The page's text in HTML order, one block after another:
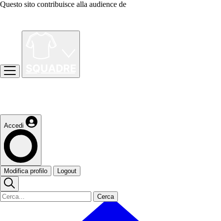
Questo sito contribuisce alla audience de
Accedi
Modifica profilo Logout
Cerca